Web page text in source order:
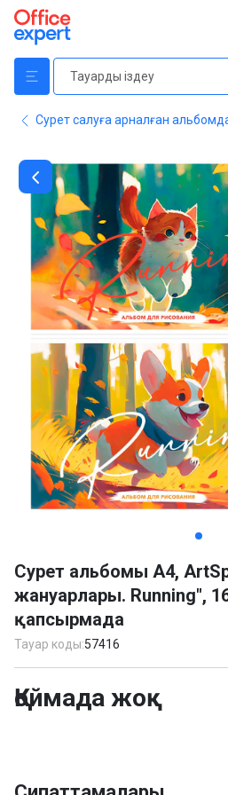
Сурет салуға арналған
of
2
Сурет альбомы А4,
жануарлары. Running",
қапсырмада
Тауар коды:57416
Қоймада жоқ